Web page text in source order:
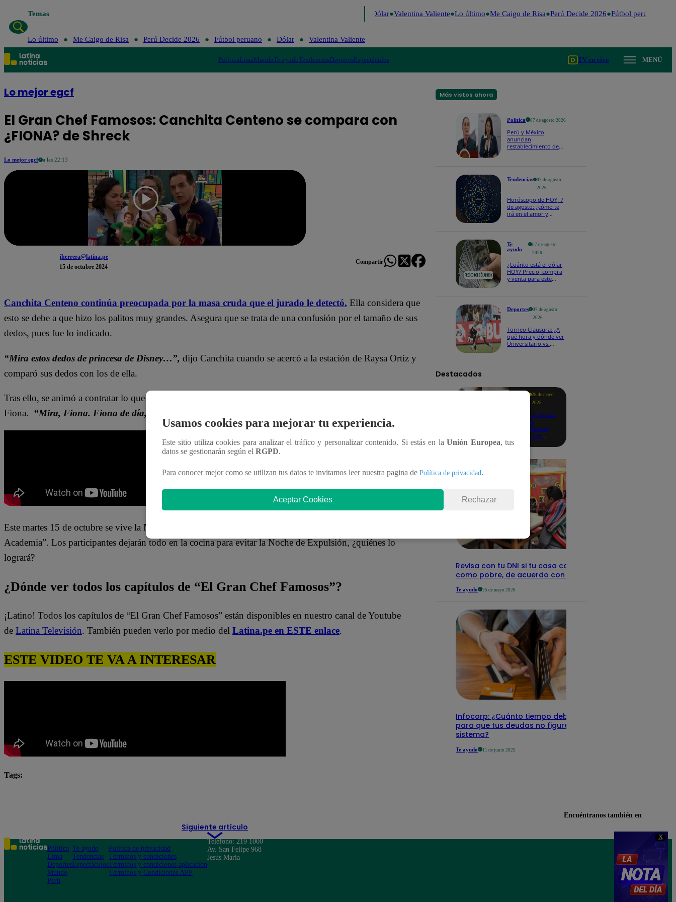
X
Temas Dólar Valentina Valiente Lo último Me Caigo de Risa Perú Decide 2026 Fútbol peruano
Lo último Me Caigo de Risa Perú Decide 2026 Fútbol peruano Dólar Valentina Valiente
PolíticaLimaMundoTe ayudoTendenciasDeportesEspectáculos TV en vivo MENÚ
Lo mejor egcf
El Gran Chef Famosos: Canchita Centeno se compara con
¿FIONA? de Shreck
Lo mejor egcf a las 22:13
jherrera@latina.pe
15 de octubre 2024
Compartir
Canchita Centeno continúa preocupada por la masa cruda que el jurado le detectó. Ella considera que
esto se debe a que hizo los palitos muy grandes. Asegura que se trata de una confusión por el tamaño de sus
dedos, pues fue lo indicado.
“Mira estos dedos de princesa de Disney…”, dijo Canchita cuando se acercó a la estación de Raysa Ortiz y
comparó sus dedos con los de ella.
Tras ello, se animó a contratar lo que está sucediendo con la icónica película de “Shreck”, haciendo alusión a
Fiona.
“Mira, Fiona. Fiona de día, Fiona de noche”,
Este martes 15 de octubre se vive la Noche de Reprobados del quinto ciclo en “El Gran Chef Famosos, La
Academia”. Los participantes dejarán todo en la cocina para evitar la Noche de Expulsión, ¿quiénes lo
logrará?
¿Dónde ver todos los capítulos de “El Gran Chef Famosos”?
¡Latino! Todos los capítulos de “El Gran Chef Famosos” están disponibles en nuestro canal de Youtube
de Latina Televisión. También pueden verlo por medio del Latina.pe en ESTE enlace.
ESTE VIDEO TE VA A INTERESAR
Tags:
Siguiente artículo
Más vistos ahora
Política 07 de agosto 2026
Perú y México
anuncian
restablecimiento de
Tendencias
07 de agosto
2026
Horóscopo de HOY, 7
de agosto: ¿cómo te
irá en el amor y
Te
ayudo
07 de agosto
2026
¿Cuánto está el dólar
HOY? Precio, compra
y venta para este
Deportes
07 de agosto
2026
Torneo Clausura: ¿A
qué hora y dónde ver
Universitario vs.
Destacados
26 de mayo
2025
Revisa si tienes
deudas
consultando
con tu DNI:
aquí los
detalles
Revisa con tu DNI si tu casa califica
como pobre, de acuerdo con el Sisfoh
Te ayudo 25 de mayo 2026
Infocorp: ¿Cuánto tiempo debe pasar
para que tus deudas no figuren en su
sistema?
Te ayudo 11 de junio 2025
Usamos cookies para mejorar tu experiencia.
Este sitio utiliza cookies para analizar el tráfico y personalizar contenido. Si estás en laUnión Europea, tus
datos se gestionarán según el RGPD.
Para conocer mejor como se utilizan tus datos te invitamos leer nuestra pagina de Política de privacidad.
Aceptar Cookies Rechazar
Encuéntranos también en
Política
Lima
Deportes
Mundo
Perú
Te ayudo
Tendencias
Espectáculos
Política de privacidad
Términos y condiciones
Términos y condiciones aplicación
Términos y Condiciones APP
Teléfono: 219 1000
Av. San Felipe 968
Jesús María